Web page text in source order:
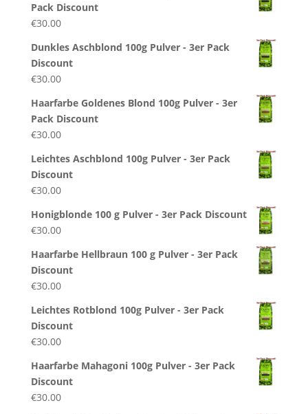
Pack Discount
€30.00
Dunkles Aschblond 100g Pulver - 3er Pack
Discount
€30.00
Haarfarbe Goldenes Blond 100g Pulver - 3er
Pack Discount
€30.00
Leichtes Aschblond 100g Pulver - 3er Pack
Discount
€30.00
Honigblonde 100 g Pulver - 3er Pack Discount
€30.00
Haarfarbe Hellbraun 100 g Pulver - 3er Pack
Discount
€30.00
Leichtes Rotblond 100g Pulver - 3er Pack
Discount
€30.00
Haarfarbe Mahagoni 100g Pulver - 3er Pack
Discount
€30.00